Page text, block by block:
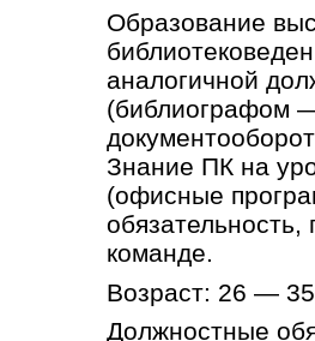
Образование
аналогичной
(библиографом
Знание ПК на
(офисные
обязательность,
команде.
Возраст: 26 — 35
Должностные